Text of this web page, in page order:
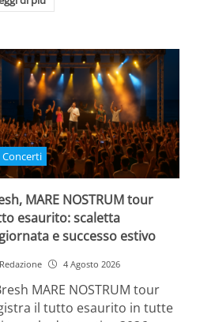
Concerti
MARE NOSTRUM tour
esaurito: scaletta
e successo estivo
Redazione 4 Agosto 2026
MARE NOSTRUM tour
il tutto esaurito in tutte